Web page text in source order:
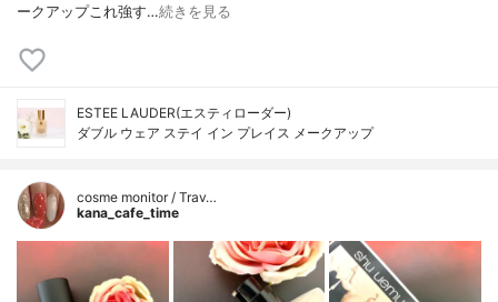
ークアップ⁡⁡これ強す…続きを見る
ESTEE LAUDER(エスティローダー)
ダブル ウェア ステイ イン プレイス メークアップ
cosme monitor / Trav…
kana_cafe_time